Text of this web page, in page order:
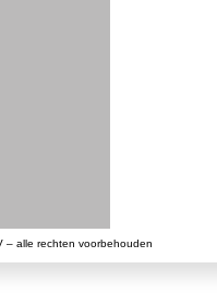
– alle rechten voorbehouden